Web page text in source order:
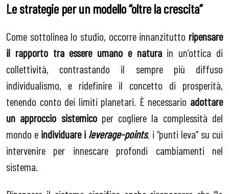
Le strategie per un modello “oltre la crescita”
Come sottolinea lo studio, occorre innanzitutto ripensare
il rapporto tra essere umano e naturain un’ottica di
collettività, contrastando il sempre più diffuso
individualismo, e ridefinire il concetto di prosperità,
tenendo conto dei limiti planetari. È necessario adottare
un approccio sistemicoper cogliere la complessità del
mondo e individuare i leverage-points, i “punti leva” su cui
intervenire per innescare profondi cambiamenti nel
sistema.